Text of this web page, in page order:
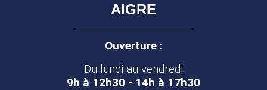
AIGRE
Ouverture :
Du lundi au vendredi
9h à 12h30 - 14h à 17h30